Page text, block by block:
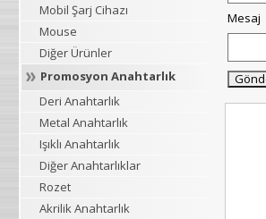
Mobil Şarj Cihazı
Mouse
Diğer Ürünler
Promosyon Anahtarlık
Deri Anahtarlık
Metal Anahtarlık
Işıklı Anahtarlık
Diğer Anahtarlıklar
Rozet
Akrilik Anahtarlık
Mesaj